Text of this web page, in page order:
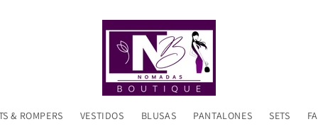
& ROMPERS VESTIDOS BLUSAS PANTALONES SETS